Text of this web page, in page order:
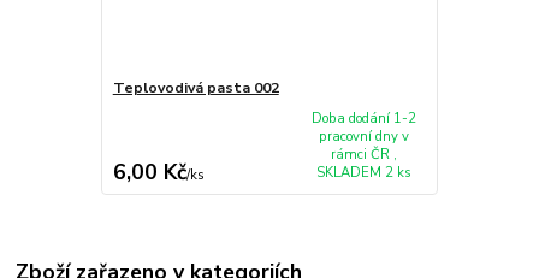
Teplovodivá pasta 002
6,00 Kč/ks
Doba dodání 1-2
pracovní dny v
rámci ČR ,
SKLADEM 2 ks
Zboží zařazeno v kategoriích